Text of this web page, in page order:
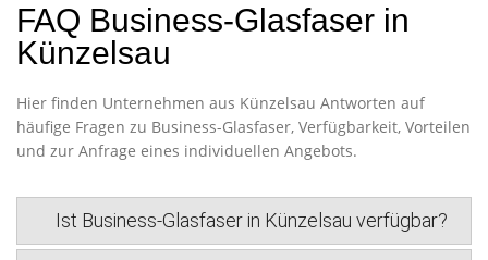
FAQ Business-Glasfaser in
Künzelsau
Hier finden Unternehmen aus Künzelsau Antworten auf
häufige Fragen zu Business-Glasfaser, Verfügbarkeit, Vorteilen
und zur Anfrage eines individuellen Angebots.
Ist Business-Glasfaser in Künzelsau verfügbar?